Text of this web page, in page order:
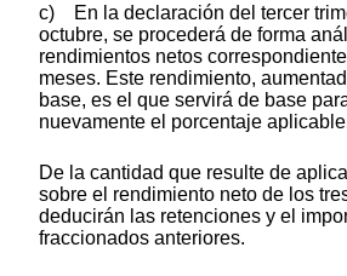
c) En la declaración del tercer
octubre, se procederá de forma
rendimientos netos
meses. Este rendimiento,
base, es el que servirá de base
nuevamente el porcentaje
De la cantidad que resulte de
sobre el rendimiento neto de los
deducirán las retenciones y el
fraccionados anteriores.